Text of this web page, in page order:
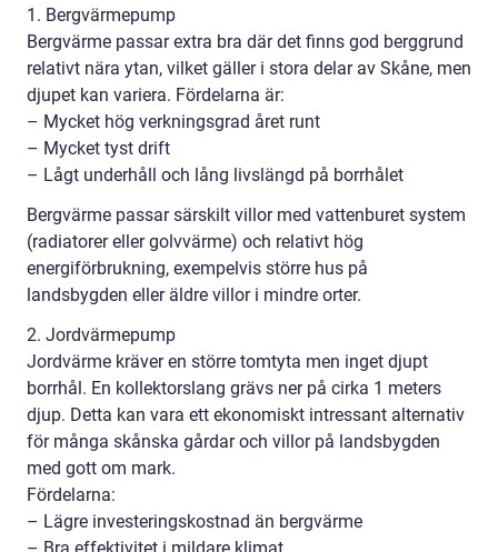
1. Bergvärmepump
Bergvärme passar extra bra där det finns god berggrund
relativt nära ytan, vilket gäller i stora delar av Skåne, men
djupet kan variera. Fördelarna är:
– Mycket hög verkningsgrad året runt
– Mycket tyst drift
– Lågt underhåll och lång livslängd på borrhålet
Bergvärme passar särskilt villor med vattenburet system
(radiatorer eller golvvärme) och relativt hög
energiförbrukning, exempelvis större hus på
landsbygden eller äldre villor i mindre orter.
2. Jordvärmepump
Jordvärme kräver en större tomtyta men inget djupt
borrhål. En kollektorslang grävs ner på cirka 1 meters
djup. Detta kan vara ett ekonomiskt intressant alternativ
för många skånska gårdar och villor på landsbygden
med gott om mark.
Fördelarna:
– Lägre investeringskostnad än bergvärme